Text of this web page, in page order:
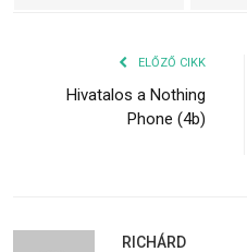
ELŐZŐ CIKK
Hivatalos a Nothing
Phone (4b)
RICHÁRD